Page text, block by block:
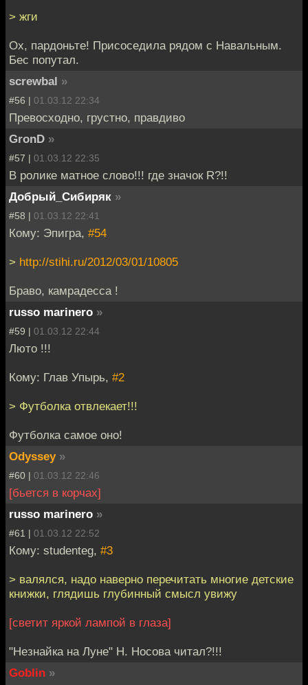
> жги
Ох, пардоньте! Присоседила рядом с Навальным.
Бес попутал.
screwbal »
#56 | 01.03.12 22:34
Превосходно, грустно, правдиво
GronD »
#57 | 01.03.12 22:35
В ролике матное слово!!! где значок R?!!
Добрый_Сибиряк »
#58 | 01.03.12 22:41
Кому: Эпигра, #54
> http://stihi.ru/2012/03/01/10805
Браво, камрадесса !
russo marinero »
#59 | 01.03.12 22:44
Люто !!!
Кому: Глав Упырь, #2
> Футболка отвлекает!!!
Футболка самое оно!
Odyssey »
#60 | 01.03.12 22:46
[бьется в корчах]
russo marinero »
#61 | 01.03.12 22:52
Кому: studenteg, #3
> валялся, надо наверно перечитать многие детские
книжки, глядишь глубинный смысл увижу
[светит яркой лампой в глаза]
"Незнайка на Луне" Н. Носова читал?!!!
Goblin »